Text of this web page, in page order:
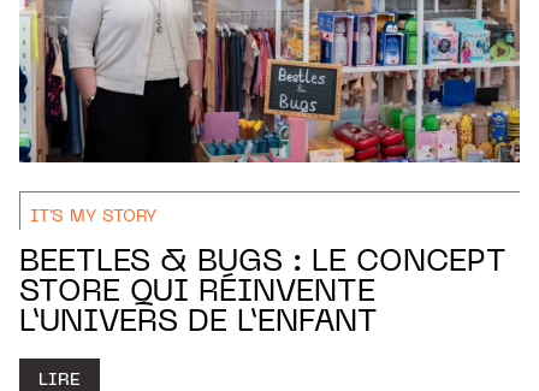
IT'S MY STORY
BEETLES & BUGS : LE CONCEPT
STORE QUI RÉINVENTE
L’UNIVERS DE L’ENFANT
LIRE